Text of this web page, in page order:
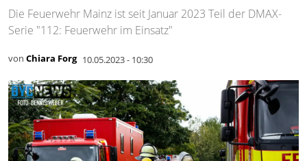
Die Feuerwehr Mainz ist seit Januar 2023 Teil der DMAX-
Serie "112: Feuerwehr im Einsatz"
von Chiara Forg 10.05.2023 - 10:30